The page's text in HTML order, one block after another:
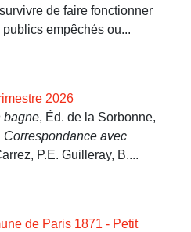
de faire fonctionner
publics empêchés ou...
2026
bagne, Éd. de la Sorbonne,
Correspondance avec
P.E. Guilleray, B....
de Paris 1871 - Petit